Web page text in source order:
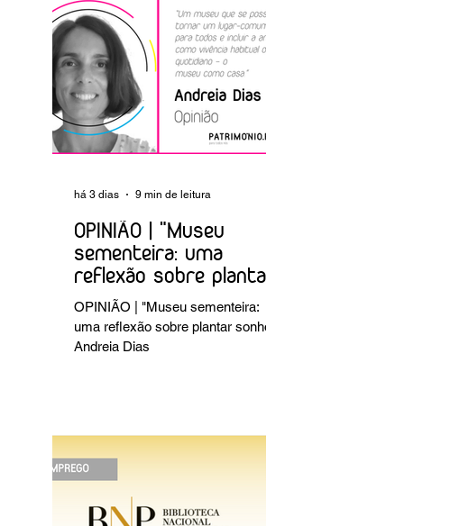
OPINIÃO | "Museu
sementeira: uma
reflexão sobre plantar
sonhos" Andreia Dias
OPINIÃO | "Museu sementeira:
uma reflexão sobre plantar sonhos"
Andreia Dias
há 3 dias 9 min de leitura